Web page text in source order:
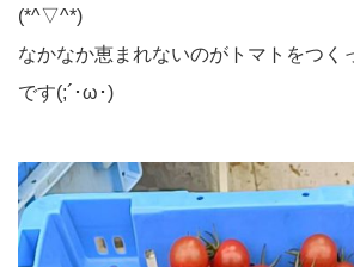
(*^▽^*) でも
なかなか恵まれないのがトマトをつく
です(;´･ω･)